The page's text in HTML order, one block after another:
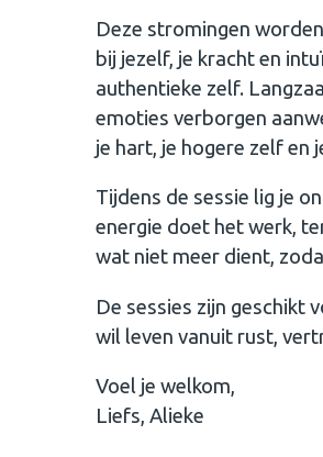
Deze stromingen
bij jezelf, je kracht en
authentieke zelf.
emoties verborgen
je hart, je hogere zelf en
Tijdens de sessie lig je
energie doet het werk,
wat niet meer dient,
De sessies zijn geschikt
wil leven vanuit rust,
Voel je welkom,
Liefs, Alieke